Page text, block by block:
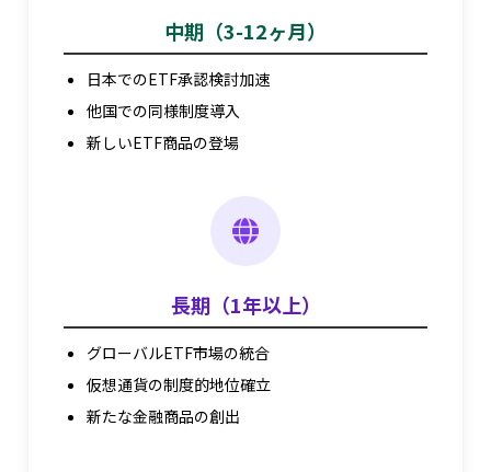
中期（3-12ヶ月）
日本でのETF承認検討加速
他国での同様制度導入
新しいETF商品の登場
長期（1年以上）
グローバルETF市場の統合
仮想通貨の制度的地位確立
新たな金融商品の創出